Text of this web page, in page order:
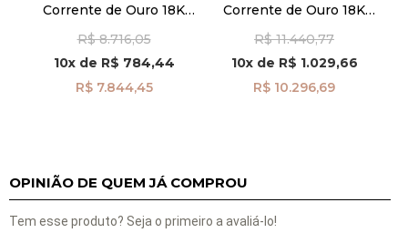
Corrente de Ouro 18K
com 45cm co01035
R$ 8.716,05
10xde R$ 784,44
R$ 7.844,45
Corrente de Ouro 18K
com 60cm CO01037
R$ 11.440,77
10xde R$ 1.029,66
R$ 10.296,69
OPINIÃO DE QUEM JÁ COMPROU
Tem esse produto? Seja o primeiro a avaliá-lo!